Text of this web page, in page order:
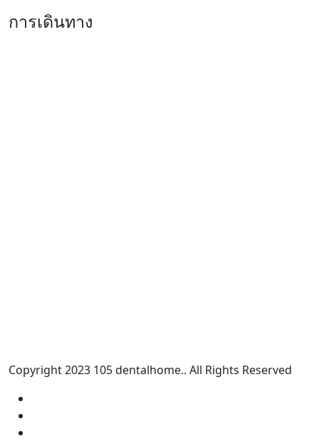
การเดินทาง
Copyright2023 105 dentalhome.. All Rights Reserved